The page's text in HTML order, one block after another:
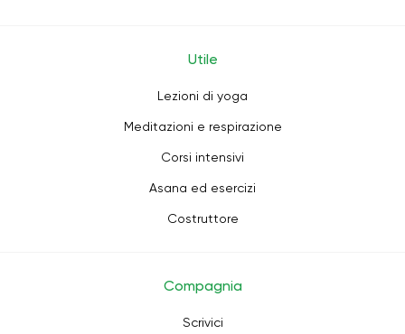
Utile
Lezioni di yoga
Meditazioni e respirazione
Corsi intensivi
Asana ed esercizi
Costruttore
Compagnia
Scrivici